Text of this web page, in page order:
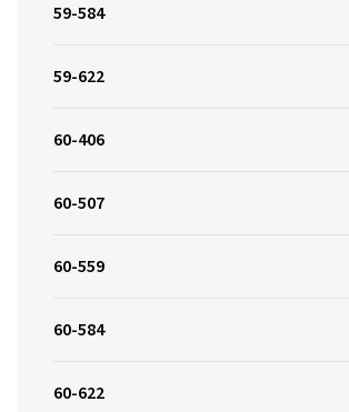
59-584
59-622
60-406
60-507
60-559
60-584
60-622